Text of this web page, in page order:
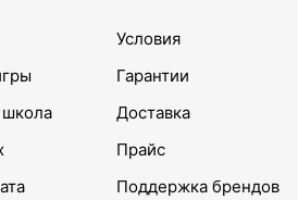
школа
Условия
Гарантии
Доставка
Прайс
Поддержка брендов